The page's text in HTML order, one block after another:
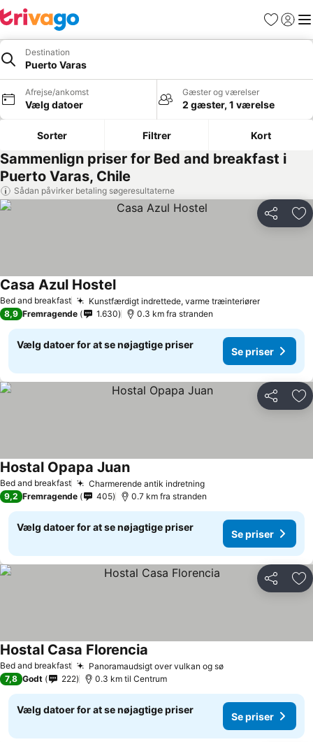
Favoritter
Log ind
Destination
Puerto Varas
Afrejse/ankomst
Vælg datoer
Gæster og værelser
2 gæster, 1 værelse
Sorter Filtrer Kort
Sammenlign priser for Bed and breakfast i
Puerto Varas, Chile
Sådan påvirker betaling søgeresultaterne
Del
Bed and breakfast Kunstfærdigt indrettede, varme træinteriører
Casa Azul Hostel
8,9 Fremragende 1.630 0.3 km fra stranden
Vælg datoer for at se nøjagtige priser
Se priser
Del
Bed and breakfast Charmerende antik indretning
Hostal Opapa Juan
9,2 Fremragende 405 0.7 km fra stranden
Vælg datoer for at se nøjagtige priser
Se priser
Del
Bed and breakfast Panoramaudsigt over vulkan og sø
Hostal Casa Florencia
7,8 Godt 222 0.3 km til Centrum
Vælg datoer for at se nøjagtige priser
Se priser